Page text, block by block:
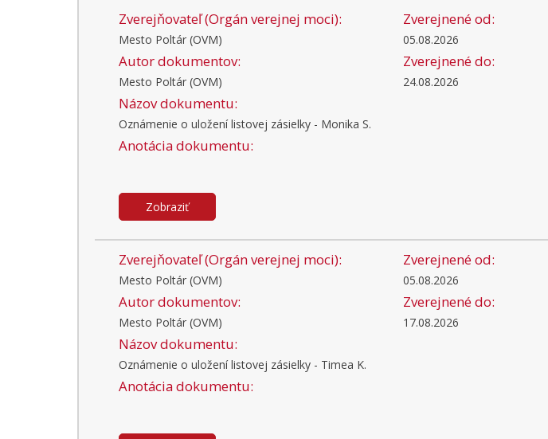
Zverejňovateľ (Orgán verejnej moci):
Mesto Poltár (OVM)
Zverejnené od:
05.08.2026
Autor dokumentov:
Mesto Poltár (OVM)
Zverejnené do:
24.08.2026
Názov dokumentu:
Oznámenie o uložení listovej zásielky - Monika S.
Anotácia dokumentu:
Zobraziť
Zverejňovateľ (Orgán verejnej moci):
Mesto Poltár (OVM)
Zverejnené od:
05.08.2026
Autor dokumentov:
Mesto Poltár (OVM)
Zverejnené do:
17.08.2026
Názov dokumentu:
Oznámenie o uložení listovej zásielky - Timea K.
Anotácia dokumentu: